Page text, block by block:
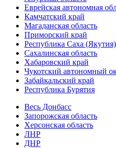
Еврейская автономная
Камчатский край
Магаданская область
Приморский край
Республика Саха (Якутия)
Сахалинская область
Хабаровский край
Чукотский автономный
Забайкальский край
Республика Бурятия
Весь Донбасс
Запорожская область
Херсонская область
ЛНР
ДНР